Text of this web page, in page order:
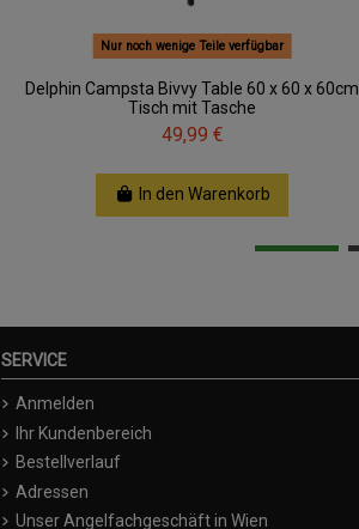
Nur noch wenige Teile verfügbar
Delphin Campsta Bivvy Table 60 x 60 x 60cm
Tisch mit Tasche
49,99 €
In den Warenkorb
SERVICE
Anmelden
Ihr Kundenbereich
Bestellverlauf
Adressen
Unser Angelfachgeschäft in Wien